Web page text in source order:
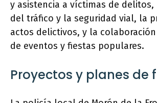
y asistencia a víctimas de delitos,
del tráfico y la seguridad vial, la
actos delictivos, y la
de eventos y fiestas populares.
Proyectos y planes de